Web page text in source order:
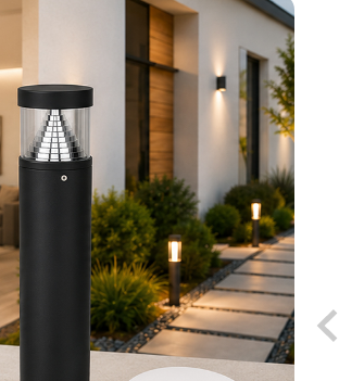
5 / 5
SEHR GUT
„Sehr günstige Preise,
schnelle Lieferung,
würde gerne noch mal
beim elektro 24 kaufen.“